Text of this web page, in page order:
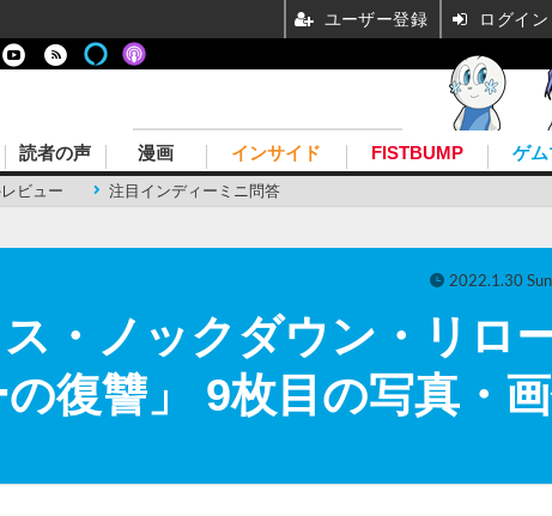
ビュー 注目インディーミニ問答
読者の声 漫画 インサイド FISTBUMP ゲム
・ノックダウン・リロ
復讐」 9枚目の写真・
2022.1.30
ユーザー登録 ログイン